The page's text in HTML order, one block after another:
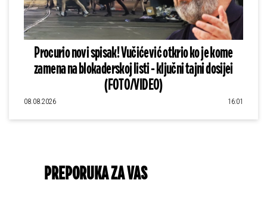
Procurio novi spisak! Vučićević otkrio ko je kome
zamena na blokaderskoj listi - ključni tajni dosijei
(FOTO/VIDEO)
08.08.2026 16:01
PREPORUKA ZA VAS